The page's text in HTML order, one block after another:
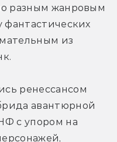
разным жанровым
фантастических
из
ренессансом
авантюрной
с упором на